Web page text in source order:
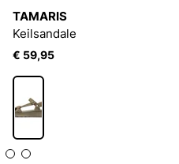
TAMARIS
Keilsandale
€ 59,95